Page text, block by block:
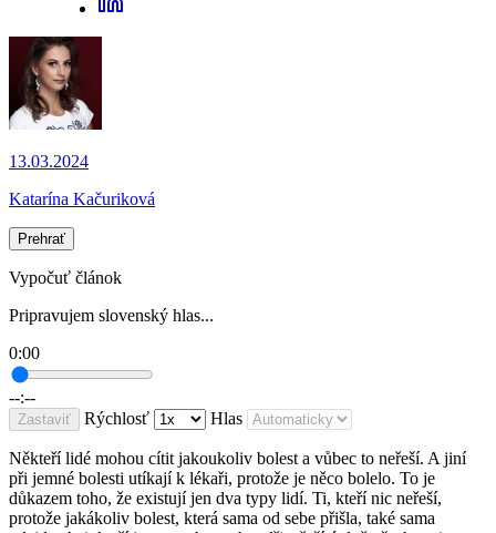
13.03.2024
Katarína Kačuriková
Prehrať
Vypočuť článok
Pripravujem slovenský hlas...
0:00
--:--
Zastaviť Rýchlosť Hlas
Někteří lidé mohou cítit jakoukoliv bolest a vůbec to neřeší. A jiní
při jemné bolesti utíkají k lékaři, protože je něco bolelo. To je
důkazem toho, že existují jen dva typy lidí. Ti, kteří nic neřeší,
protože jakákoliv bolest, která sama od sebe přišla, také sama